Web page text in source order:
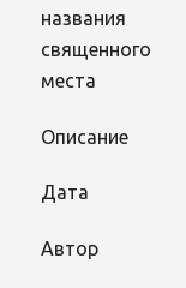
названия
священного
места
Описание
Дата
Автор